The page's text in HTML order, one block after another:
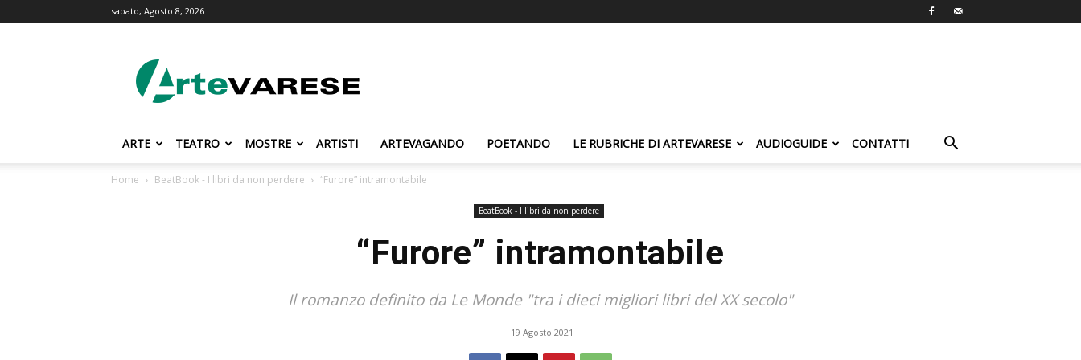
sabato, Agosto 8, 2026
ARTE TEATRO MOSTRE ARTISTI ARTEVAGANDO POETANDO LE RUBRICHE DI ARTEVARESE AUDIOGUIDE CONTATTI
Home BeatBook - I libri da non perdere “Furore” intramontabile
BeatBook - I libri da non perdere
“Furore” intramontabile
Il romanzo definito da Le Monde "tra i dieci migliori libri del XX secolo"
19 Agosto 2021